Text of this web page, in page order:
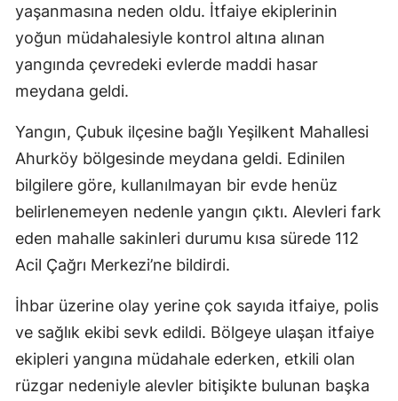
yaşanmasına neden oldu. İtfaiye ekiplerinin
yoğun müdahalesiyle kontrol altına alınan
yangında çevredeki evlerde maddi hasar
meydana geldi.
Yangın, Çubuk ilçesine bağlı Yeşilkent Mahallesi
Ahurköy bölgesinde meydana geldi. Edinilen
bilgilere göre, kullanılmayan bir evde henüz
belirlenemeyen nedenle yangın çıktı. Alevleri fark
eden mahalle sakinleri durumu kısa sürede 112
Acil Çağrı Merkezi’ne bildirdi.
İhbar üzerine olay yerine çok sayıda itfaiye, polis
ve sağlık ekibi sevk edildi. Bölgeye ulaşan itfaiye
ekipleri yangına müdahale ederken, etkili olan
rüzgar nedeniyle alevler bitişikte bulunan başka